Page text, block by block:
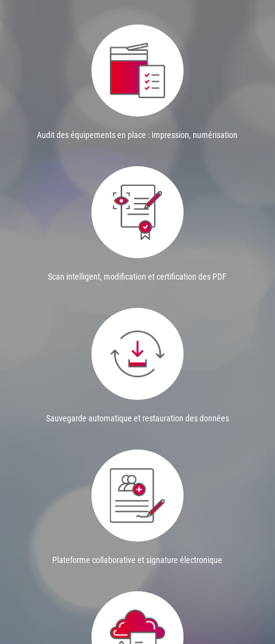
Audit des équipements en place : impression, numérisation
Scan intelligent, modification et certification des PDF
Sauvegarde automatique et restauration des données
Plateforme collaborative et signature électronique